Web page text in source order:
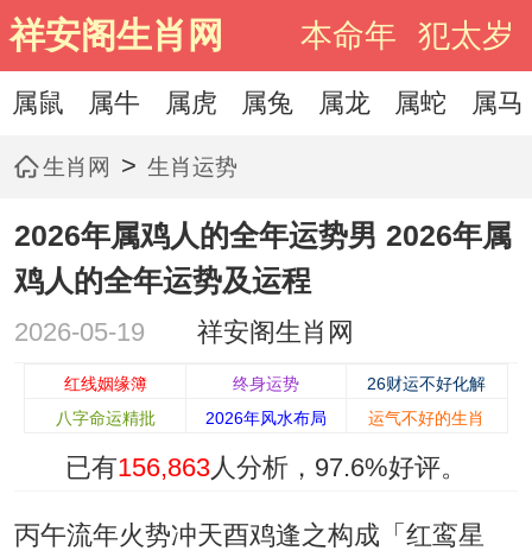
祥安阁生肖网 本命年 犯太岁
属鼠 属牛 属虎 属兔 属龙 属蛇 属马
生肖网 > 生肖运势
2026年属鸡人的全年运势男 2026年属
鸡人的全年运势及运程
2026-05-19 祥安阁生肖网
红线姻缘簿 终身运势
26财运不好化解
八字命运精批
2026年风水布局 运气不好的生肖
已有156,863人分析， 97.6%好评。
丙午流年火势冲天酉鸡逢之构成「红鸾星